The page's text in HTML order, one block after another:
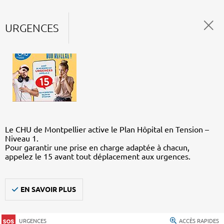
URGENCES
Le CHU de Montpellier active le Plan Hôpital en Tension –
Niveau 1.
Pour garantir une prise en charge adaptée à chacun,
appelez le 15 avant tout déplacement aux urgences.
EN SAVOIR PLUS
URGENCES ACCÈS RAPIDES